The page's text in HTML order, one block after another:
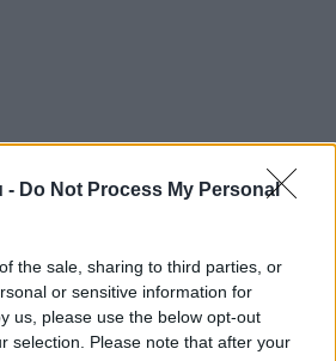
- Do Not Process My Personal
the sale, sharing to third parties, or
or sensitive information for
us, please use the below opt-out
selection. Please note that after your